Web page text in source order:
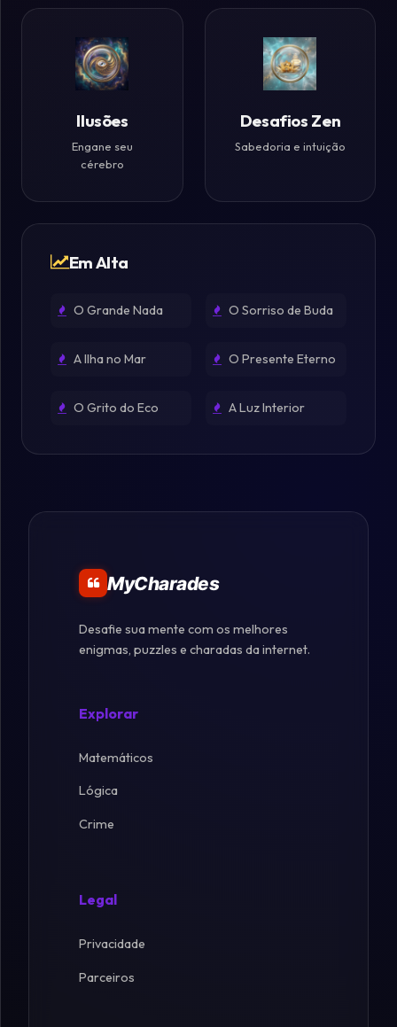
Ilusões
Engane seu
cérebro
Desafios Zen
Sabedoria e intuição
Em Alta
O Grande Nada O Sorriso de Buda
A Ilha no Mar O Presente Eterno
O Grito do Eco A Luz Interior
MyCharades
Desafie sua mente com os melhores
enigmas, puzzles e charadas da internet.
Explorar
Matemáticos
Lógica
Crime
Legal
Privacidade
Parceiros